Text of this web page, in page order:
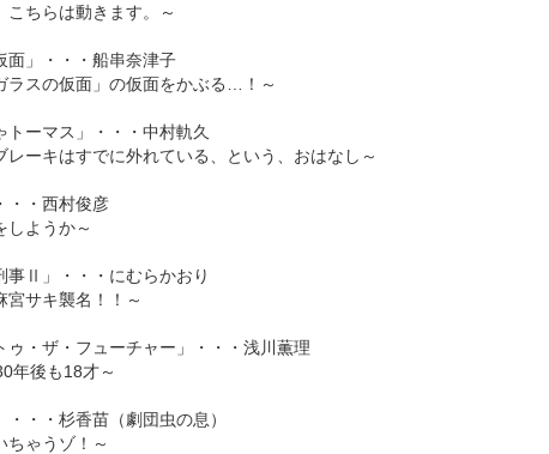
こちらは動きます。～
面」・・・船串奈津子
ラスの仮面」の仮面をかぶる…！～
トーマス」・・・中村軌久
レーキはすでに外れている、という、おはなし～
・・西村俊彦
しようか～
事Ⅱ」・・・にむらかおり
宮サキ襲名！！～
ゥ・ザ・フューチャー」・・・浅川薫理
年後も18才～
・・・杉香苗（劇団虫の息）
ちゃうゾ！～